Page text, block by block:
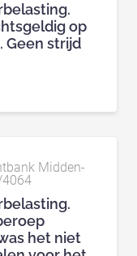
op
Geen strijd
Midden-
4064
het niet